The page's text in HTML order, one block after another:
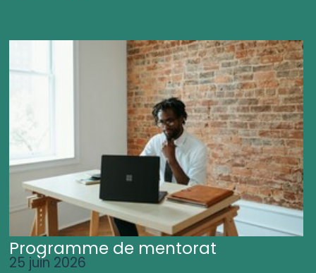
Programme de mentorat
25 juin 2026